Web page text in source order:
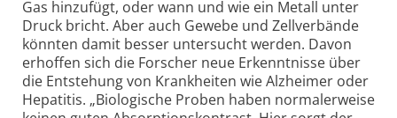
Gas hinzufügt, oder wann und wie ein Metall unter
Druck bricht. Aber auch Gewebe und Zellverbände
könnten damit besser untersucht werden. Davon
erhoffen sich die Forscher neue Erkenntnisse über
die Entstehung von Krankheiten wie Alzheimer oder
Hepatitis. „Biologische Proben haben normalerweise